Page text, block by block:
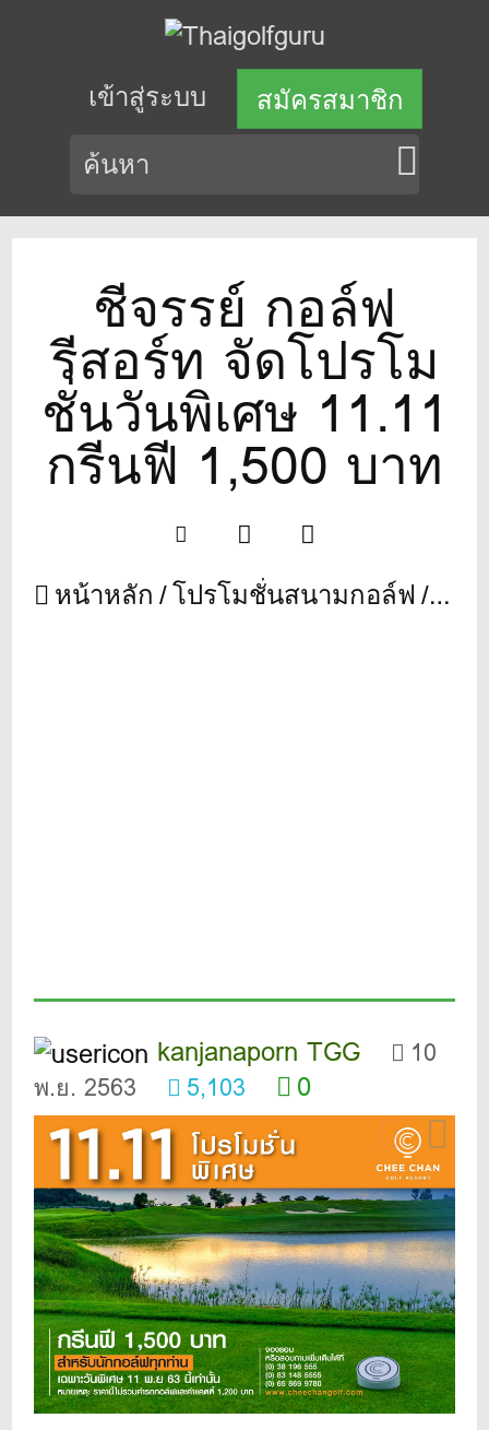
เข้าสู่ระบบ สมัครสมาชิก
ชีจรรย์ กอล์ฟ
รีสอร์ท จัดโปรโม
ชั่นวันพิเศษ 11.11
กรีนฟี 1,500 บาท
หน้าหลัก โปรโมชั่นสนามกอล์ฟ ชีจ
kanjanaporn TGG
10
พ.ย. 2563
5,103 0